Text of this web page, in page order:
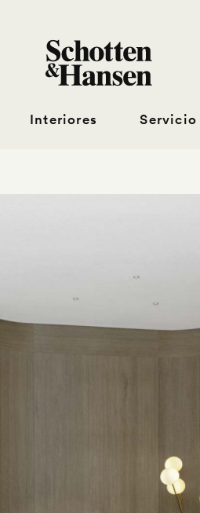
Interiores Servicio